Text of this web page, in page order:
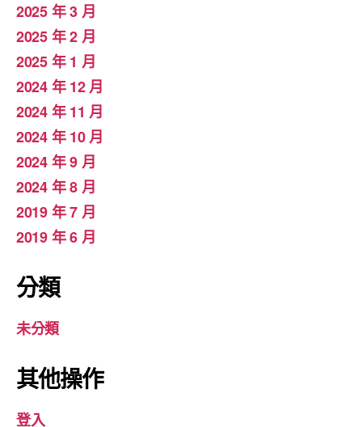
2025 年 3 月
2025 年 2 月
2025 年 1 月
2024 年 12 月
2024 年 11 月
2024 年 10 月
2024 年 9 月
2024 年 8 月
2019 年 7 月
2019 年 6 月
分類
未分類
其他操作
登入